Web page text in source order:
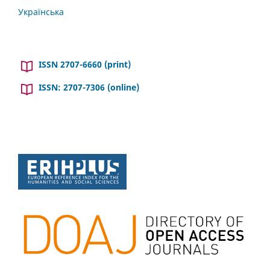
Українська
ISSN 2707-6660 (print)
ISSN: 2707-7306 (online)